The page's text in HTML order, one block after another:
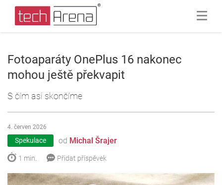
Fotoaparáty OnePlus 16 nakonec
mohou ještě překvapit
S čím asi skončíme
Spekulace od Michal Šrajer
4. červen 2026
1 min. Přidat příspěvek